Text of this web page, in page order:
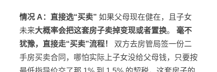
情况 A：直接选“买卖” 如果父母现在健在，且子女
未来大概率会把这套房子卖掉变现或者置换。 毫不
犹豫，直接走“买卖”流程！
双方去房管局签一份二
手房买卖合同，哪怕实际上子女没给父母钱，只要按